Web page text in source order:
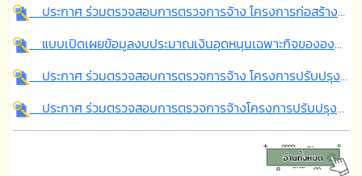
ประกาศ ร่วมตรวจสอบการตรวจการจ้าง โครงการก่อสร้างถนนสายปรีชา กม.18 หมู่ที่ 5 ตำบลตาเนาะแมเราะ อำเภอเบตง จังหวัดยะลา
แบบเปิดเผยข้อมูลงบประมาณเงินอุดหนุนเฉพาะกิจขององค์กรปกครองส่วนท้องถิ่น ประจำปีงบประมาณ 2567
ประกาศ ร่วมตรวจสอบการตรวจการจ้าง โครงการปรับปรุงหลังคาอาคารศูนย์พัฒนาเด็กเล็กบ้านตาเนาะแมเราะ หมู่ที่ 4 ตำบลตาเนาะแมเราะ อำเภอเบตง จังหวัดยะลา
ประกาศ ร่วมตรวจสอบการตรวจการจ้างโครงการปรับปรุงพนังกั้นน้ำป้องกันการกัดเซาะ (แบบวางเกเบี้ยน) คลองจาเราะปะไต หมู่ 1 ต.ตาเนาะแมเราะ อ.เบตง จ.ยะลา